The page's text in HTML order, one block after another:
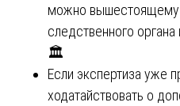
можно вышестоящему
следственного
🏛️
Если экспертиза уже
ходатайствовать о